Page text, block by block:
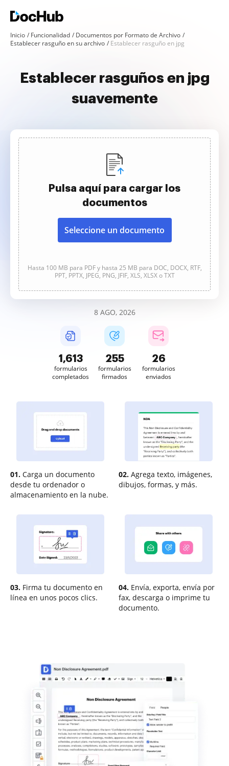
Inicio Funcionalidad
Documentos por Formato de Archivo
Establecer rasguño en su archivo
Establecer rasguño en jpg
Establecer rasguños en jpg
suavemente
Pulsa aquí para cargar los
documentos
Seleccione un documento
Hasta 100 MB para PDF y hasta 25 MB para DOC, DOCX, RTF,
PPT, PPTX, JPEG, PNG, JFIF, XLS, XLSX o TXT
8 AGO, 2026
1,613
formularios
completados
255
formularios
firmados
26
formularios
enviados
01. Carga un documento
desde tu ordenador o
almacenamiento en la nube.
02. Agrega texto, imágenes,
dibujos, formas, y más.
03. Firma tu documento en
línea en unos pocos clics.
04. Envía, exporta, envía por
fax, descarga o imprime tu
documento.